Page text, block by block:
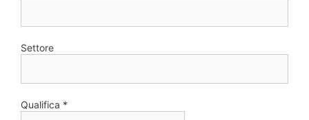
Settore
Qualifica *